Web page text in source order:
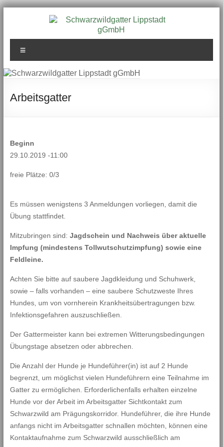
Schwarzwildgatter
Lippstadt gGmbH
Arbeitsgatter
Beginn
29.10.2019 -11:00
freie Plätze: 0/3
Es müssen wenigstens 3 Anmeldungen vorliegen, damit die
Übung stattfindet.
Mitzubringen sind: Jagdschein und Nachweis über aktuelle
Impfung (mindestens Tollwutschutzimpfung) sowie eine
Feldleine.
Achten Sie bitte auf saubere Jagdkleidung und Schuhwerk,
sowie – falls vorhanden – eine saubere Schutzweste Ihres
Hundes, um von vornherein Krankheitsübertragungen bzw.
Infektionsgefahren auszuschließen.
Der Gattermeister kann bei extremen Witterungsbedingungen
Übungstage absetzen oder abbrechen.
Die Anzahl der Hunde je Hundeführer(in) ist auf 2 Hunde
begrenzt, um möglichst vielen Hundeführern eine Teilnahme im
Gatter zu ermöglichen. Erforderlichenfalls erhalten einzelne
Hunde vor der Arbeit im Arbeitsgatter Sichtkontakt zum
Schwarzwild am Prägungskorridor. Hundeführer, die ihre Hunde
anfangs nicht im Arbeitsgatter schnallen möchten, können eine
Kontaktaufnahme zum Schwarzwild ausschließlich am